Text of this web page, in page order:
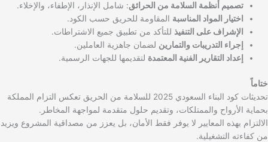
تصميم أنظمة السلامة من الحرائق: شامل الإنذار، الإطفاء، والإخلاء.
اختيار المواد المناسبة المقاومة للحريق حسب الكود.
الإشراف على التنفيذ للتأكد من تطبيق جميع الاشتراطات.
إجراء التدريبات والتمارين لضمان جاهزية العاملين.
إعداد التقارير الفنية المعتمدة لتقديمها للجهات الرسمية.
ختاماً
تحديثات كود البناء السعودي 2025 للسلامة من الحريق تعكس التزام المملكة
بحماية الأرواح والممتلكات، وتقديم حلول متقدمة لمواجهة المخاطر.
الالتزام بهذه المعايير لا يوفر فقط الأمان، بل يعزز من مصداقية المشروع ويزيد
من كفاءته التشغيلية.